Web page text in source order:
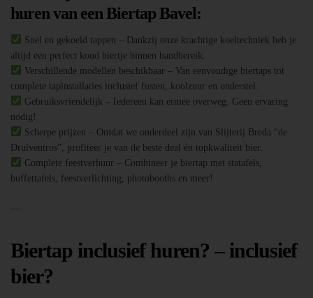
huren van een Biertap Bavel:
Snel en gekoeld tappen – Dankzij onze krachtige koeltechniek heb je
altijd een perfect koud biertje binnen handbereik.
Verschillende modellen beschikbaar – Van eenvoudige biertaps tot
complete tapinstallaties inclusief fusten, koolzuur en onderstel.
Gebruiksvriendelijk – Iedereen kan ermee overweg. Geen ervaring
nodig!
Scherpe prijzen – Omdat we onderdeel zijn van Slijterij Breda “de
Druiventros”, profiteer je van de beste deal én topkwaliteit bier.
Complete feestverhuur – Combineer je biertap met statafels,
buffettafels, feestverlichting, photobooths en meer!
—
Biertap inclusief huren? – inclusief
bier?